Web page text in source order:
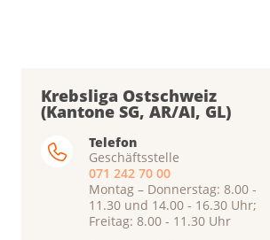
Krebsliga Ostschweiz
(Kantone SG, AR/AI, GL)
Telefon
Geschäftsstelle
071 242 70 00
Montag – Donnerstag: 8.00 -
11.30 und 14.00 - 16.30 Uhr;
Freitag: 8.00 - 11.30 Uhr